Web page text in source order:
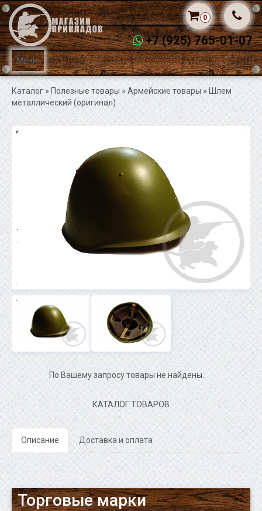
Меню
+7 (925) 765-01-07
0
Каталог» Полезные товары »Армейские товары » Шлем
металлический (оригинал)
По Вашему запросу товары не найдены.
КАТАЛОГ ТОВАРОВ
Описание Доставка и оплата
Торговые марки